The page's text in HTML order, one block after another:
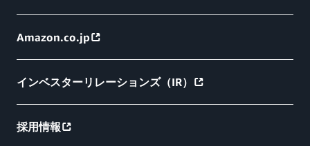
Amazon.co.jp
インベスターリレーションズ（IR）
採用情報